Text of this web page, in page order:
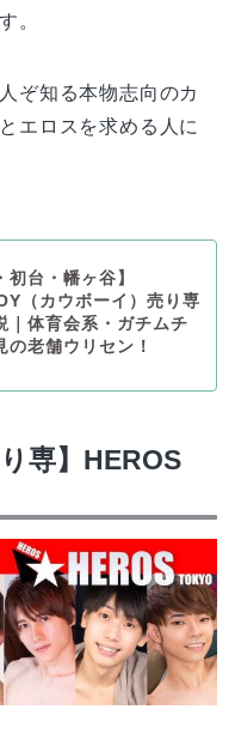
。
ぞ知る本物志向のカ
エロスを求める人に
初台・幡ヶ谷】
（カウボーイ）売り専
｜体育会系・ガチムチ
の老舗ウリセン！
専】HEROS